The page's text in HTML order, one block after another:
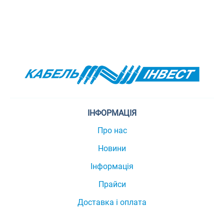
ІНФОРМАЦІЯ
Про нас
Новини
Інформація
Прайси
Доставка і оплата